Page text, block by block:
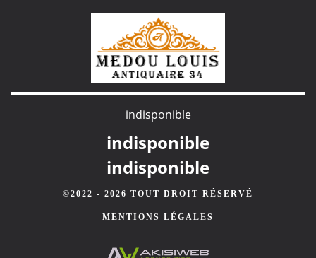
indisponible
indisponible
indisponible
©2022 - 2026 TOUT DROIT RÉSERVÉ
MENTIONS LÉGALES